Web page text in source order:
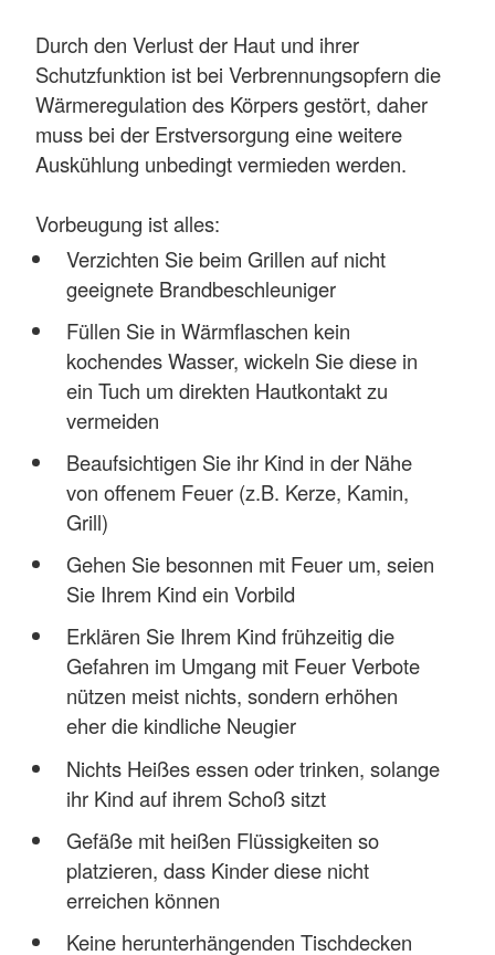
Durch den Verlust der Haut und ihrer
Schutzfunktion ist bei Verbrennungsopfern die
Wärmeregulation des Körpers gestört, daher
muss bei der Erstversorgung eine weitere
Auskühlung unbedingt vermieden werden.
Vorbeugung ist alles:
Verzichten Sie beim Grillen auf nicht
geeignete Brandbeschleuniger
Füllen Sie in Wärmflaschen kein
kochendes Wasser, wickeln Sie diese in
ein Tuch um direkten Hautkontakt zu
vermeiden
Beaufsichtigen Sie ihr Kind in der Nähe
von offenem Feuer (z.B. Kerze, Kamin,
Grill)
Gehen Sie besonnen mit Feuer um, seien
Sie Ihrem Kind ein Vorbild
Erklären Sie Ihrem Kind frühzeitig die
Gefahren im Umgang mit Feuer Verbote
nützen meist nichts, sondern erhöhen
eher die kindliche Neugier
Nichts Heißes essen oder trinken, solange
ihr Kind auf ihrem Schoß sitzt
Gefäße mit heißen Flüssigkeiten so
platzieren, dass Kinder diese nicht
erreichen können
Keine herunterhängenden Tischdecken